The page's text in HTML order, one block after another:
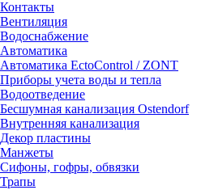
Контакты
Вентиляция
Водоснабжение
Автоматика
Автоматика EctoControl / ZONT
Приборы учета воды и тепла
Водоотведение
Бесшумная канализация Ostendorf
Внутренняя канализация
Декор пластины
Манжеты
Сифоны, гофры, обвязки
Трапы